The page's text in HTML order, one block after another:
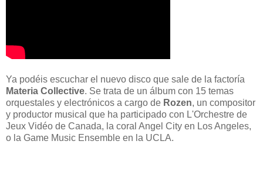
Ya podéis escuchar el nuevo disco que sale de la factoría
Materia Collective. Se trata de un álbum con 15 temas
orquestales y electrónicos a cargo de Rozen, un compositor
y productor musical que ha participado con L'Orchestre de
Jeux Vidéo de Canada, la coral Angel City en Los Angeles,
o la Game Music Ensemble en la UCLA.